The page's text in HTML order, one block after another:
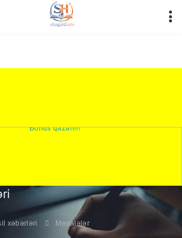
key "HTTP_REFERER" in
articles/article_main_file.php
xəbərləri Məqalələr